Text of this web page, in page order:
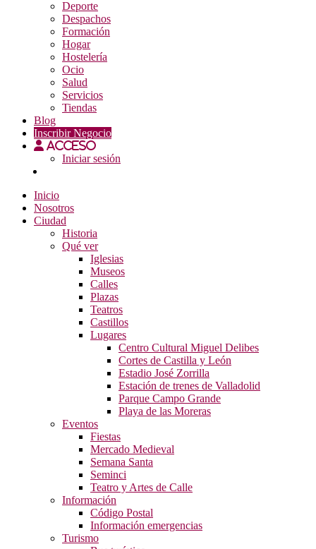
Deporte
Despachos
Formación
Hogar
Hostelería
Ocio
Salud
Servicios
Tiendas
Blog
Inscribir Negocio
Acceso
Iniciar sesión
Inicio
Nosotros
Ciudad
Historia
Qué ver
Iglesias
Museos
Calles
Plazas
Teatros
Castillos
Lugares
Centro Cultural Miguel Delibes
Cortes de Castilla y León
Estadio José Zorrilla
Estación de trenes de Valladolid
Parque Campo Grande
Playa de las Moreras
Eventos
Fiestas
Mercado Medieval
Semana Santa
Seminci
Teatro y Artes de Calle
Información
Código Postal
Información emergencias
Turismo